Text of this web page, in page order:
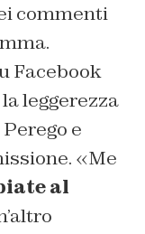
commenti
Facebook
leggerezza
e
«Me
al